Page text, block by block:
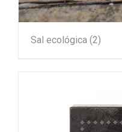
Sal ecológica (2)